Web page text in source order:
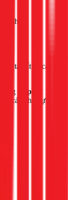
theo
tại tất cả các
30 phút
các khu vực